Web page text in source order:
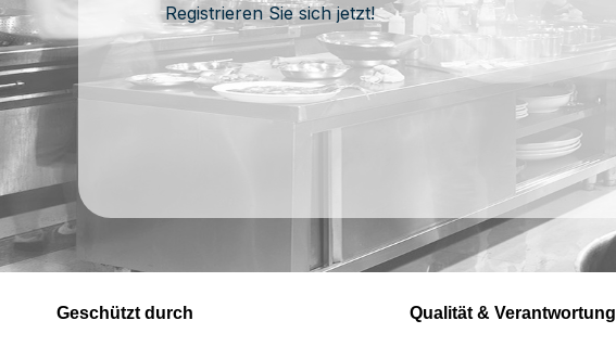
Registrieren Sie sich jetzt!
Geschützt durch Qualität & Verantwortung